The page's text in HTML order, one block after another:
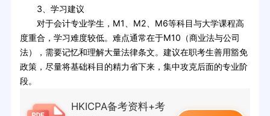
3、学习建议
对于会计专业学生，M1、M2、M6等科目与大学课程高
度重合，学习难度较低。难点通常在于M10（商业法与公司
法），需要记忆和理解大量法律条文。建议在职考生善用豁免
政策，尽量将基础科目的精力省下来，集中攻克后面的专业阶
段。
HKICPA备考资料+考